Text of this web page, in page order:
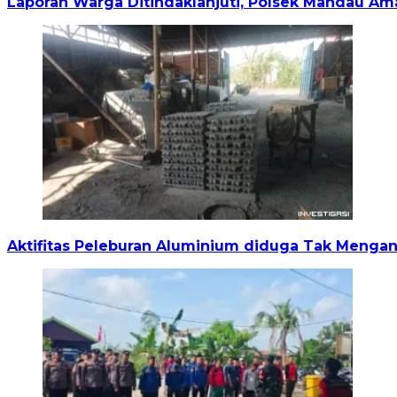
Aktifitas Peleburan Aluminium diduga Tak